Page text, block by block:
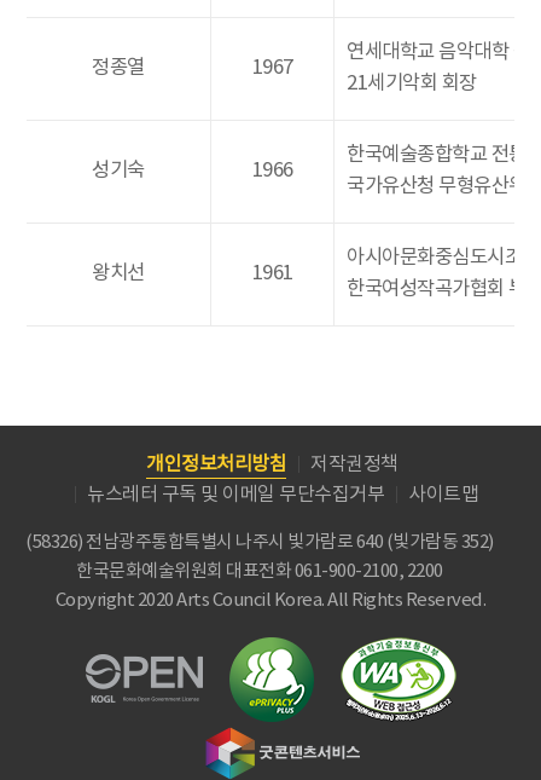
정종열 1967
연세대학교 음악대학 작
21세기악회 회장
성기숙 1966
한국예술종합학교 전통
국가유산청 무형유산위
왕치선 1961
아시아문화중심도시조
한국여성작곡가협회 부
개인정보처리방침
저작권정책
뉴스레터 구독 및 이메일 무단수집거부
사이트맵
(58326) 전남광주통합특별시 나주시 빛가람로 640 (빛가람동 352)
한국문화예술위원회 대표전화 061-900-2100, 2200
Copyright 2020 Arts Council Korea. All Rights Reserved.